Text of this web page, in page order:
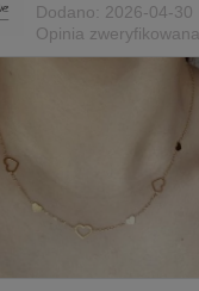
Dodano: 2026-04-30
Opinia zweryfikowana